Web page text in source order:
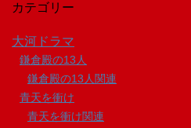
カテゴリー
大河ドラマ
鎌倉殿の13人
鎌倉殿の13人関連
青天を衝け
青天を衝け関連